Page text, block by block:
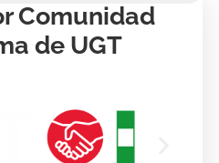
Comunidad
de UGT